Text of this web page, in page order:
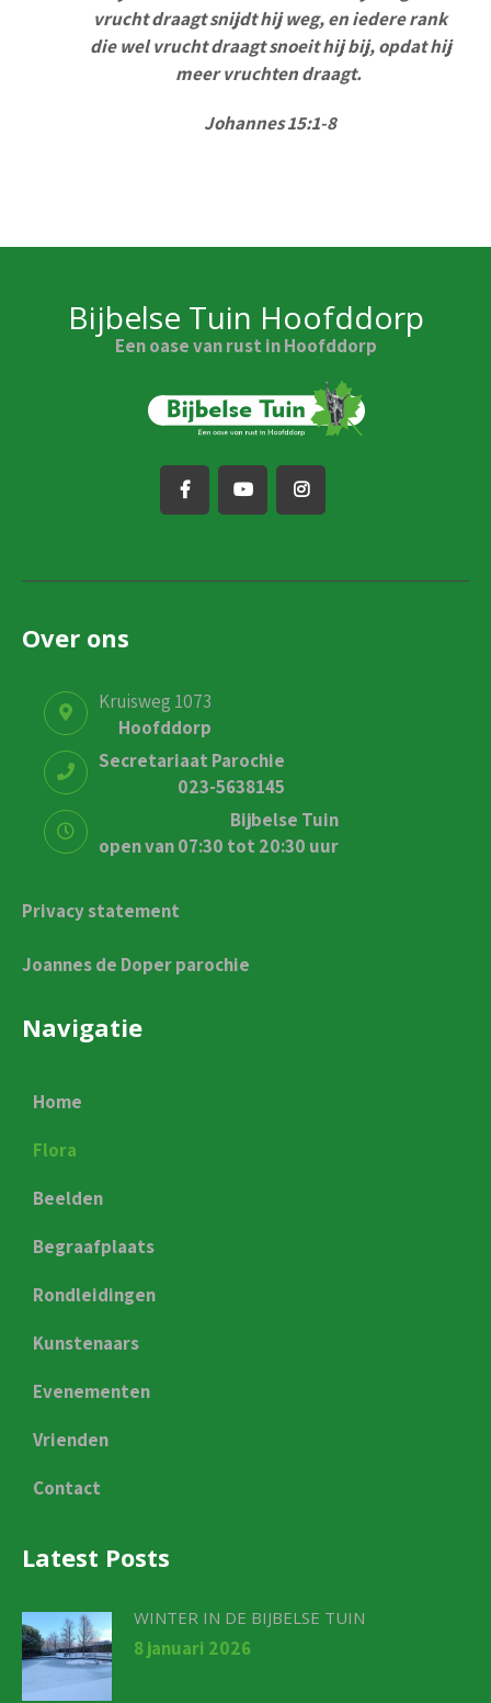
vrucht draagt snijdt hij weg, en iedere rank
die wel vrucht draagt snoeit hij bij, opdat hij
meer vruchten draagt.
Johannes 15:1-8
Bijbelse Tuin Hoofddorp
Een oase van rust in Hoofddorp
Over ons
Kruisweg 1073
Hoofddorp
Secretariaat Parochie
023-5638145
Bijbelse Tuin
open van 07:30 tot 20:30 uur
Privacy statement
Joannes de Doper parochie
Navigatie
Home
Flora
Beelden
Begraafplaats
Rondleidingen
Kunstenaars
Evenementen
Vrienden
Contact
Latest Posts
WINTER IN DE BIJBELSE TUIN
8 januari 2026